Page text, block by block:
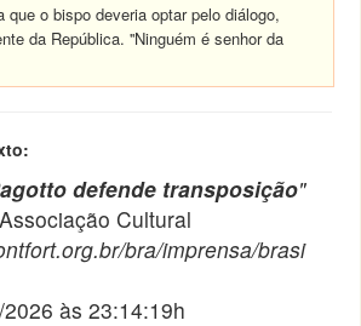
que o bispo deveria optar pelo diálogo,
da República. ''Ninguém é senhor da
defende transposição"
Cultural
bra/imprensa/brasi
às 23:14:19h